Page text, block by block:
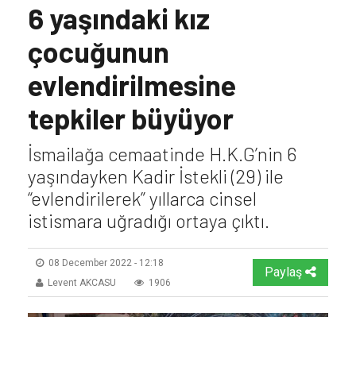
6 yaşındaki kız
çocuğunun
evlendirilmesine
tepkiler büyüyor
İsmailağa cemaatinde H.K.G’nin 6
yaşındayken Kadir İstekli (29) ile
“evlendirilerek” yıllarca cinsel
istismara uğradığı ortaya çıktı.
08 December 2022 - 12:18
Levent AKCASU
1906
Paylaş